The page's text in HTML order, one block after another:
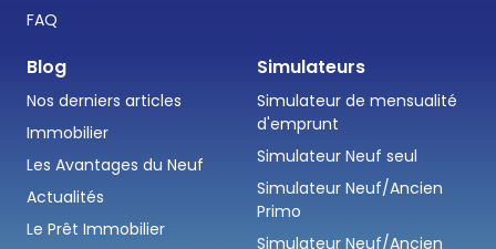
FAQ
Blog
Nos derniers articles
Immobilier
Les Avantages du Neuf
Actualités
Le Prêt Immobilier
Simulateurs
Simulateur de mensualité
d'emprunt
Simulateur Neuf seul
Simulateur Neuf/Ancien
Primo
Simulateur Neuf/Ancien